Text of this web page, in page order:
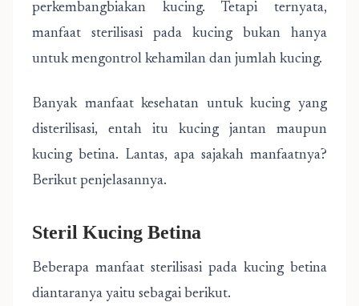
perkembangbiakan kucing. Tetapi ternyata,
manfaat sterilisasi pada kucing bukan hanya
untuk mengontrol kehamilan dan jumlah kucing.
Banyak manfaat kesehatan untuk kucing yang
disterilisasi, entah itu kucing jantan maupun
kucing betina. Lantas, apa sajakah manfaatnya?
Berikut penjelasannya.
Steril Kucing Betina
Beberapa manfaat sterilisasi pada kucing betina
diantaranya yaitu sebagai berikut.